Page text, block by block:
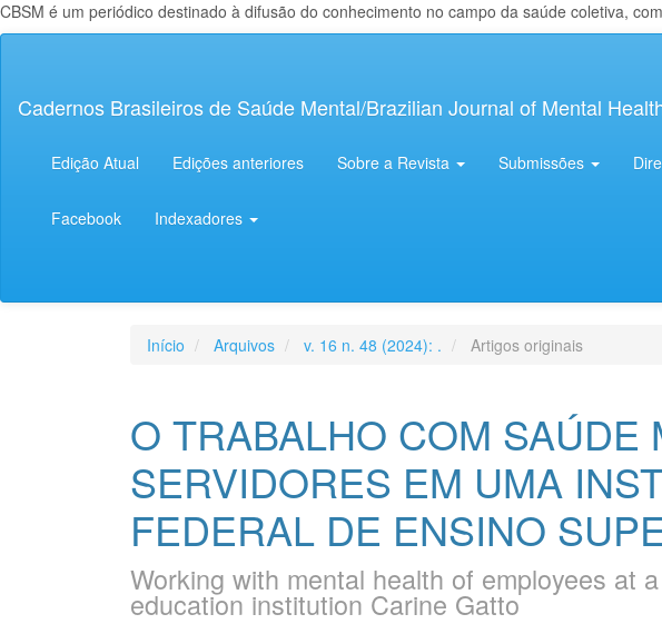
CBSM é um periódico destinado à difusão do conhecimento no campo da saúde coletiva,
principal
Lateral
Cadernos Brasileiros de Saúde Mental/Brazilian Journal of Mental
Edição Atual Edições anteriores Sobre a Revista Submissões
Facebook Indexadores
Início Arquivos v. 16 n. 48 (2024): . Artigos originais
O TRABALHO COM SAÚDE
SERVIDORES EM UMA
FEDERAL DE ENSINO
Working with mental health of employees at
education institution Carine Gatto